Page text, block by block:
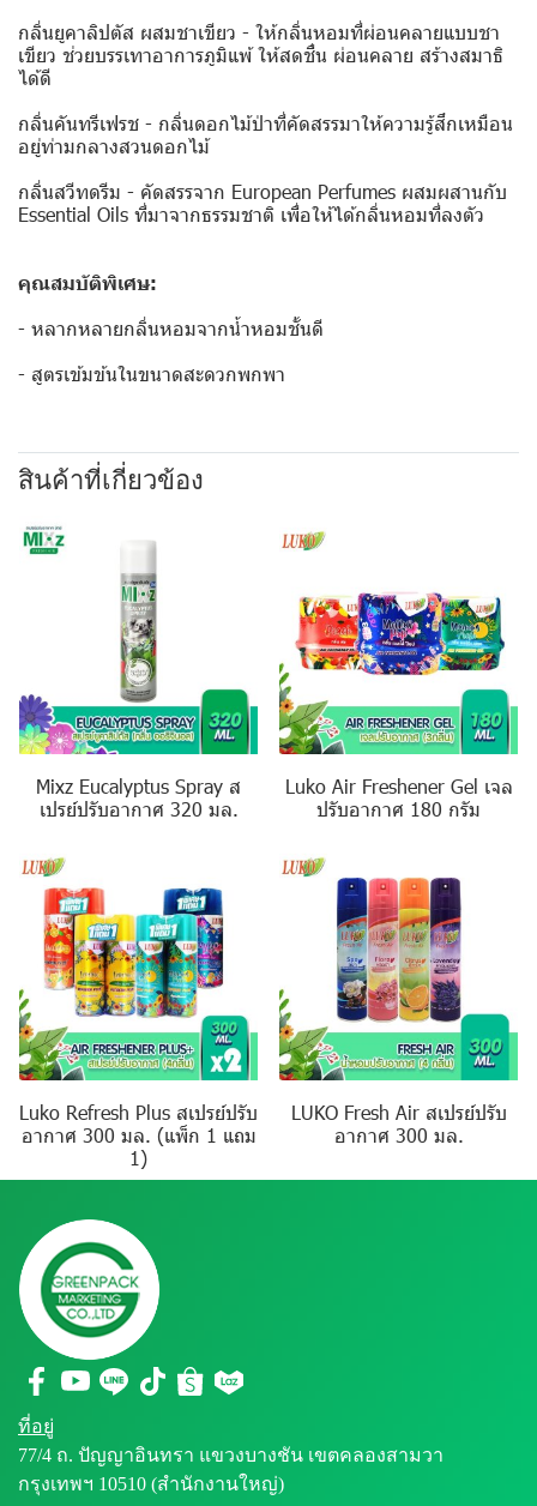
กลิ่นยูคาลิปตัส ผสมชาเขียว - ให้กลิ่นหอมที่ผ่อนคลายแบบชา
เขียว ช่วยบรรเทาอาการภูมิแพ้ ให้สดชื่น ผ่อนคลาย สร้างสมาธิ
ได้ดี
กลิ่นคันทรีเฟรช - กลิ่นดอกไม้ป่าที่คัดสรรมาให้ความรู้สึกเหมือน
อยู่ท่ามกลางสวนดอกไม้
กลิ่นสวีทดรีม - คัดสรรจาก European Perfumes ผสมผสานกับ
Essential Oils ที่มาจากธรรมชาติ เพื่อให้ได้กลิ่นหอมที่ลงตัว
คุณสมบัติพิเศษ:
- หลากหลายกลิ่นหอมจากน้ำหอมชั้นดี
- สูตรเข้มข้นในขนาดสะดวกพกพา
สินค้าที่เกี่ยวข้อง
Mixz Eucalyptus Spray ส
เปรย์ปรับอากาศ 320 มล.
Luko Air Freshener Gel เจล
ปรับอากาศ 180 กรัม
Luko Refresh Plus สเปรย์ปรับ
อากาศ 300 มล. (แพ็ก 1 แถม
1)
LUKO Fresh Air สเปรย์ปรับ
อากาศ 300 มล.
ที่อยู่
77/4 ถ. ปัญญาอินทรา แขวงบางชัน เขตคลองสามวา
กรุงเทพฯ 10510 (สำนักงานใหญ่)